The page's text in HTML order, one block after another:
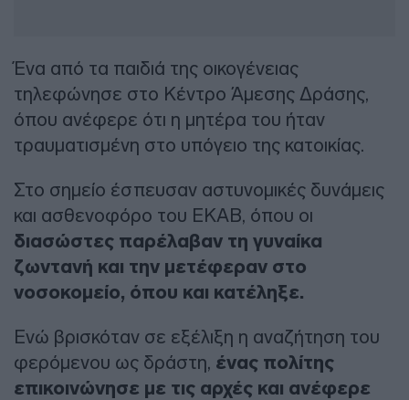
Ένα από τα παιδιά της οικογένειας
τηλεφώνησε στο Κέντρο Άμεσης Δράσης,
όπου ανέφερε ότι η μητέρα του ήταν
τραυματισμένη στο υπόγειο της κατοικίας.
Στο σημείο έσπευσαν αστυνομικές δυνάμεις
και ασθενοφόρο του ΕΚΑΒ, όπου οι
διασώστες παρέλαβαν τη γυναίκα
ζωντανή και την μετέφεραν στο
νοσοκομείο, όπου και κατέληξε.
Ενώ βρισκόταν σε εξέλιξη η αναζήτηση του
φερόμενου ως δράστη, ένας πολίτης
επικοινώνησε με τις αρχές και ανέφερε